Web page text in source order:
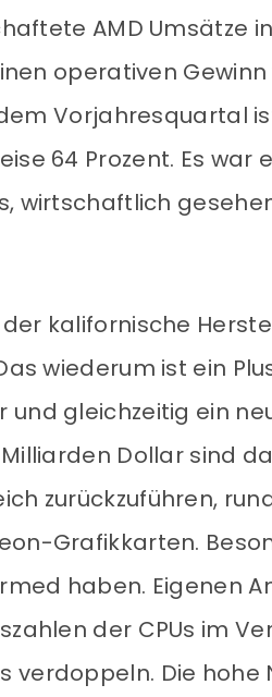
AMD Umsätze
operativen Gewinn
Vorjahresquartal
64 Prozent. Es war
wirtschaftlich
kalifornische
wiederum ist ein
und gleichzeitig ein
Dollar sind
zurückzuführen,
Grafikkarten.
haben. Eigenen
der CPUs im
Die hohe